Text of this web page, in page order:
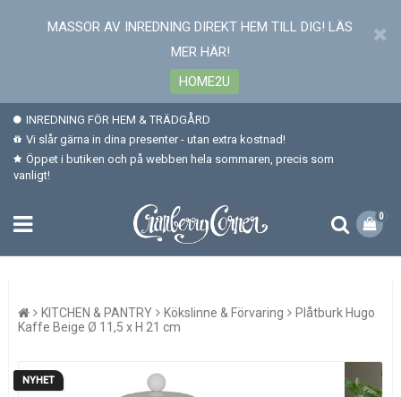
MASSOR AV INREDNING DIREKT HEM TILL DIG! LÄS
MER HÄR!
HOME2U
INREDNING FÖR HEM & TRÄDGÅRD
Vi slår gärna in dina presenter - utan extra kostnad!
Öppet i butiken och på webben hela sommaren, precis som
vanligt!
0
KITCHEN & PANTRY Kökslinne & Förvaring
Plåtburk Hugo
Kaffe Beige Ø 11,5 x H 21 cm
NYHET